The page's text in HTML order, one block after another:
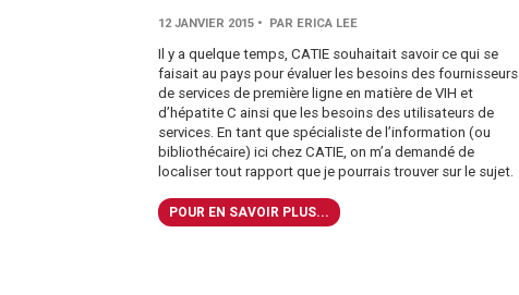
12 JANVIER 2015 • PAR ERICA LEE
Il y a quelque temps, CATIE souhaitait savoir ce qui se
faisait au pays pour évaluer les besoins des fournisseurs
de services de première ligne en matière de VIH et
d’hépatite C ainsi que les besoins des utilisateurs de
services. En tant que spécialiste de l’information (ou
bibliothécaire) ici chez CATIE, on m’a demandé de
localiser tout rapport que je pourrais trouver sur le sujet.
POUR EN SAVOIR PLUS...